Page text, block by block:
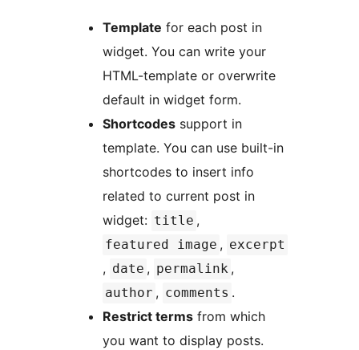
Template for each post in
widget. You can write your
HTML-template or overwrite
default in widget form.
Shortcodes support in
template. You can use built-in
shortcodes to insert info
related to current post in
widget: title ,
featured image , excerpt
, date , permalink ,
author , comments .
Restrict terms from which
you want to display posts.